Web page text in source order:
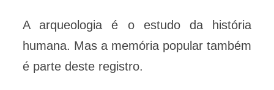
A arqueologia é o estudo da história
humana. Mas a memória popular também
é parte deste registro.